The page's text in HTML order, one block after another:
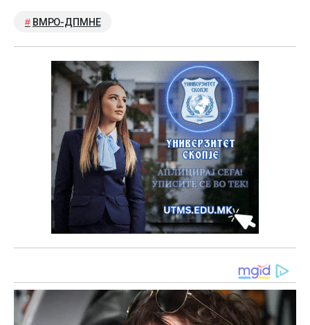
ВМРО-ДПМНЕ